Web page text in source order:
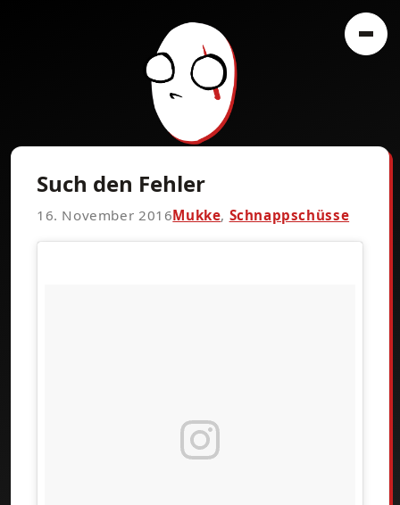
Such den Fehler
16. November 2016Mukke, Schnappschüsse